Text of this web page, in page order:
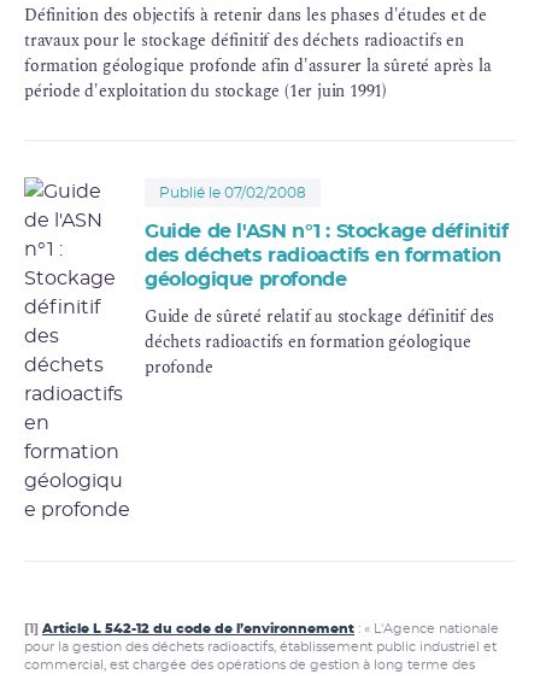
Définition des objectifs à retenir dans les phases d'études et de
travaux pour le stockage définitif des déchets radioactifs en
formation géologique profonde afin d'assurer la sûreté après la
période d'exploitation du stockage (1er juin 1991)
Publié le 07/02/2008
Guide de l'ASN n°1 : Stockage définitif
des déchets radioactifs en formation
géologique profonde
Guide de sûreté relatif au stockage définitif des
déchets radioactifs en formation géologique
profonde
[1] Article L 542-12 du code de l’environnement : « L'Agence nationale
pour la gestion des déchets radioactifs, établissement public industriel et
commercial, est chargée des opérations de gestion à long terme des